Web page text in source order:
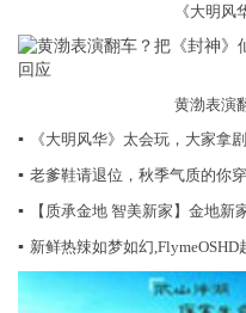
《大明风
黄渤表演
▪
《大明风华》太会玩，大家拿
▪ 老爹鞋请退位，秋季气质的你
▪
【质承金地 智美新家】金地新
▪ 新鲜热辣如梦如幻,FlymeOSHD